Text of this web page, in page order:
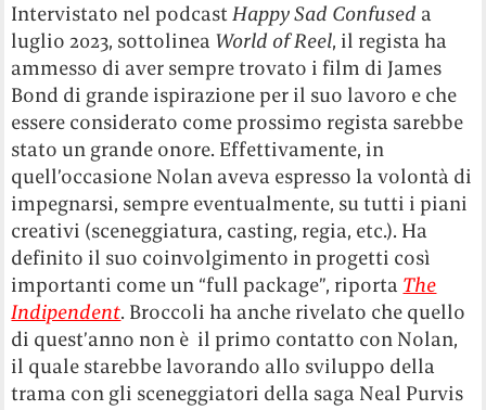
Intervistato nel podcastHappy Sad Confused a
luglio 2023, sottolinea World of Reel, il regista ha
ammesso di aver sempre trovato i film di James
Bond di grande ispirazione per il suo lavoro e che
essere considerato come prossimo regista sarebbe
stato un grande onore. Effettivamente, in
quell’occasione Nolan aveva espresso la volontà di
impegnarsi, sempre eventualmente, su tutti i piani
creativi (sceneggiatura, casting, regia, etc.). Ha
definito il suo coinvolgimento in progetti così
importanti come un “full package”, riporta The
Indipendent. Broccoli ha anche rivelato che quello
di quest’anno non è il primo contatto con Nolan,
il quale starebbe lavorando allo sviluppo della
trama con gli sceneggiatori della saga Neal Purvis